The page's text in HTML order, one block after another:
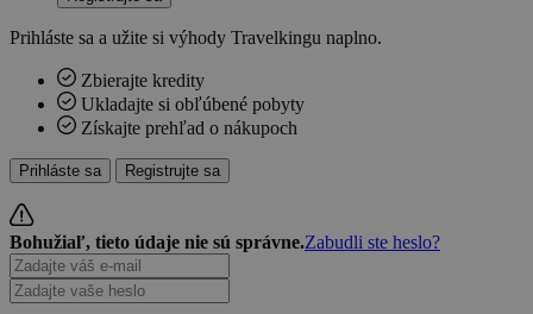
Prihláste sa a užite si výhody Travelkingu naplno.
Zbierajte kredity
Ukladajte si obľúbené pobyty
Získajte prehľad o nákupoch
Prihláste sa Registrujte sa
Bohužiaľ, tieto údaje nie sú správne.Zabudli ste heslo?